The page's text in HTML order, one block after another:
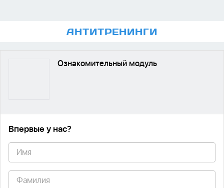
АНТИТРЕНИНГИ
Ознакомительный модуль
Впервые у нас?